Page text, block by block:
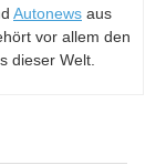
Autonews aus
vor allem den
dieser Welt.